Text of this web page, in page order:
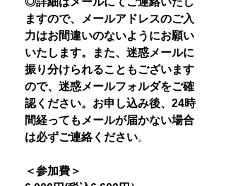
ますので、メールアドレスのご入
力はお間違いのないようにお願い
いたします。また、迷惑メールに
振り分けられることもございます
ので、迷惑メールフォルダをご確
認ください。お申し込み後、24時
間経ってもメールが届かない場合
は必ずご連絡ください。
＜参加費＞